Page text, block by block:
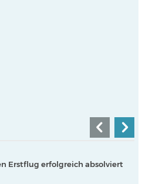
Erstflug erfolgreich absolviert